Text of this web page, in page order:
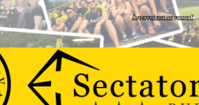
Zugangsdaten vergessen?